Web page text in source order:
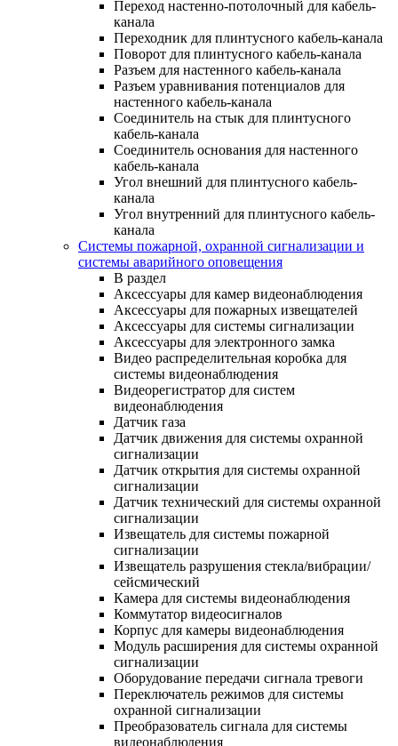
Переход настенно-потолочный для кабель-
канала
Переходник для плинтусного кабель-канала
Поворот для плинтусного кабель-канала
Разъем для настенного кабель-канала
Разъем уравнивания потенциалов для
настенного кабель-канала
Соединитель на стык для плинтусного
кабель-канала
Соединитель основания для настенного
кабель-канала
Угол внешний для плинтусного кабель-
канала
Угол внутренний для плинтусного кабель-
канала
Системы пожарной, охранной сигнализации и
системы аварийного оповещения
В раздел
Аксессуары для камер видеонаблюдения
Аксессуары для пожарных извещателей
Аксессуары для системы сигнализации
Аксессуары для электронного замка
Видео распределительная коробка для
системы видеонаблюдения
Видеорегистратор для систем
видеонаблюдения
Датчик газа
Датчик движения для системы охранной
сигнализации
Датчик открытия для системы охранной
сигнализации
Датчик технический для системы охранной
сигнализации
Извещатель для системы пожарной
сигнализации
Извещатель разрушения стекла/вибрации/
сейсмический
Камера для системы видеонаблюдения
Коммутатор видеосигналов
Корпус для камеры видеонаблюдения
Модуль расширения для системы охранной
сигнализации
Оборудование передачи сигнала тревоги
Переключатель режимов для системы
охранной сигнализации
Преобразователь сигнала для системы
видеонаблюдения